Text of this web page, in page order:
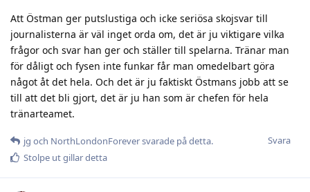
Att Östman ger putslustiga och icke seriösa skojsvar till
journalisterna är väl inget orda om, det är ju viktigare vilka
frågor och svar han ger och ställer till spelarna. Tränar man
för dåligt och fysen inte funkar får man omedelbart göra
något åt det hela. Och det är ju faktiskt Östmans jobb att se
till att det bli gjort, det är ju han som är chefen för hela
tränarteamet.
Svara
jg och NorthLondonForeversvarade på detta.
Stolpe utgillar detta